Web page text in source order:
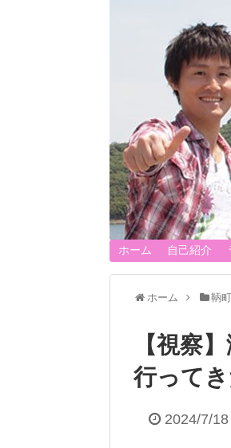
ホーム 自己紹介
ホーム 鞆町
【視察
行ってき
2024/7/18